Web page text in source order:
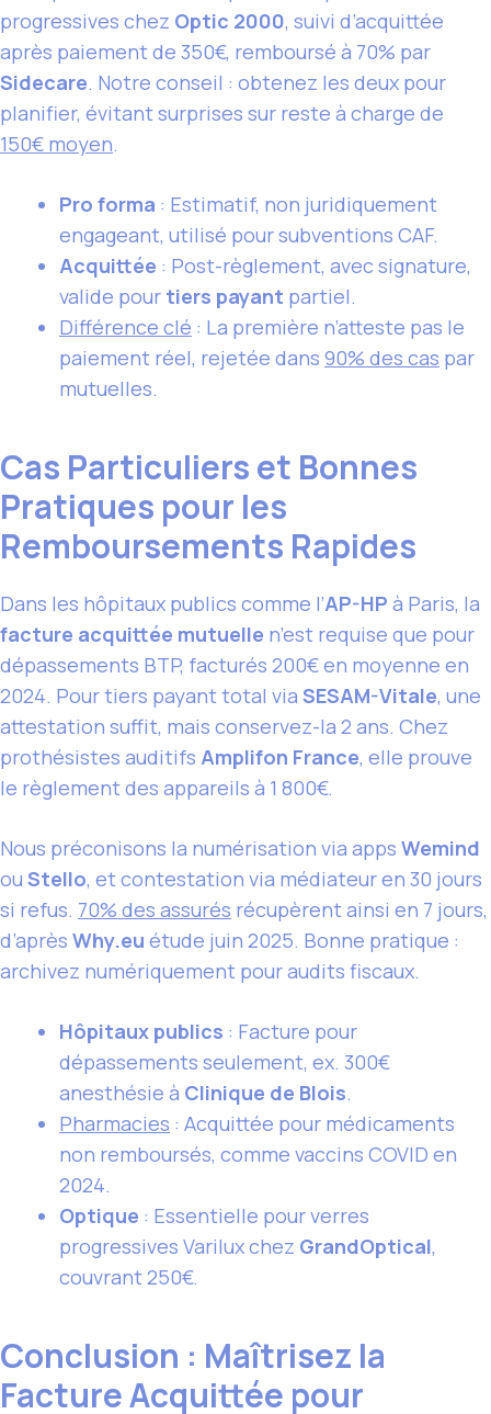
progressives chez Optic 2000, suivi d’acquittée
après paiement de 350€, remboursé à 70% par
Sidecare. Notre conseil : obtenez les deux pour
planifier, évitant surprises sur reste à charge de
150€ moyen.
Pro forma : Estimatif, non juridiquement
engageant, utilisé pour subventions CAF.
Acquittée : Post-règlement, avec signature,
valide pour tiers payant partiel.
Différence clé : La première n’atteste pas le
paiement réel, rejetée dans 90% des cas par
mutuelles.
Cas Particuliers et Bonnes
Pratiques pour les
Remboursements Rapides
Dans les hôpitaux publics comme l’AP-HP à Paris, la
facture acquittée mutuelle n’est requise que pour
dépassements BTP, facturés 200€ en moyenne en
2024. Pour tiers payant total via SESAM-Vitale, une
attestation suffit, mais conservez-la 2 ans. Chez
prothésistes auditifs Amplifon France, elle prouve
le règlement des appareils à 1 800€.
Nous préconisons la numérisation via apps Wemind
ou Stello, et contestation via médiateur en 30 jours
si refus. 70% des assurés récupèrent ainsi en 7 jours,
d’après Why.eu étude juin 2025. Bonne pratique :
archivez numériquement pour audits fiscaux.
Hôpitaux publics : Facture pour
dépassements seulement, ex. 300€
anesthésie à Clinique de Blois.
Pharmacies : Acquittée pour médicaments
non remboursés, comme vaccins COVID en
2024.
Optique : Essentielle pour verres
progressives Varilux chez GrandOptical,
couvrant 250€.
Conclusion : Maîtrisez la
Facture Acquittée pour